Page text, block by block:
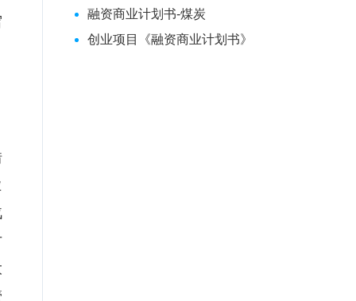
融资商业计划书-煤炭
创业项目《融资商业计划书》